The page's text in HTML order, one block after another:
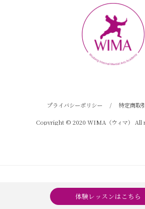
体験レッスンはこちら
プライバシーポリシー / 特定商取
Copyright © 2020 WIMA（ウィマ） All